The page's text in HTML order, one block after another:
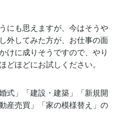
にも思えますが、今はそうや
外してみた方が、お仕事の面
けに成りそうですので、やり
どほどにお試しください。
式」「建設・建築」「新規開
産売買」「家の模様替え」の